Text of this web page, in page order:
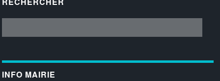
INFO MAIRIE